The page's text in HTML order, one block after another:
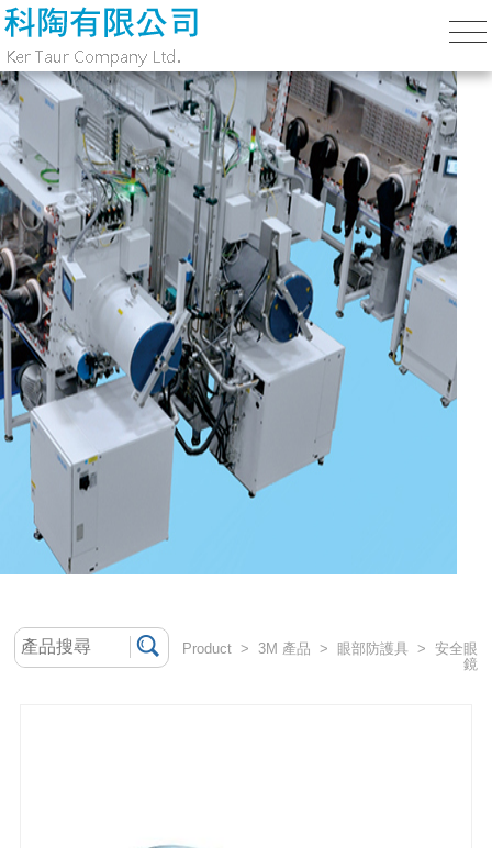
Product > 3M 產品 > 眼部防護具 > 安全眼
鏡